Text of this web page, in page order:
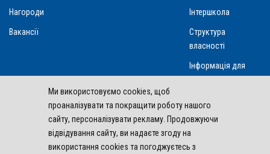
Нагороди
Вакансії
Інтершкола
Структура
власності
Інформація для
Інтер входить у склад Inter Media Group Limited
2004 - 2026 Inter
Ми використовуємо cookies, щоб
проаналізувати та покращити роботу нашого
сайту, персоналізувати рекламу. Продовжуючи
відвідування сайту, ви надаєте згоду на
використання cookies та погоджуєтесь з